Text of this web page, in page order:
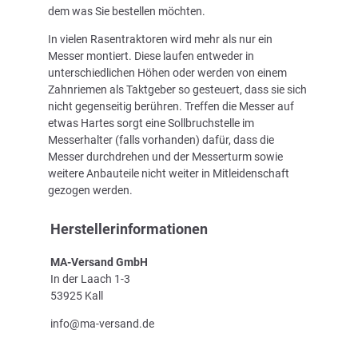
dem was Sie bestellen möchten.
In vielen Rasentraktoren wird mehr als nur ein
Messer montiert. Diese laufen entweder in
unterschiedlichen Höhen oder werden von einem
Zahnriemen als Taktgeber so gesteuert, dass sie sich
nicht gegenseitig berühren. Treffen die Messer auf
etwas Hartes sorgt eine Sollbruchstelle im
Messerhalter (falls vorhanden) dafür, dass die
Messer durchdrehen und der Messerturm sowie
weitere Anbauteile nicht weiter in Mitleidenschaft
gezogen werden.
Herstellerinformationen
MA-Versand GmbH
In der Laach 1-3
53925 Kall
info@ma-versand.de